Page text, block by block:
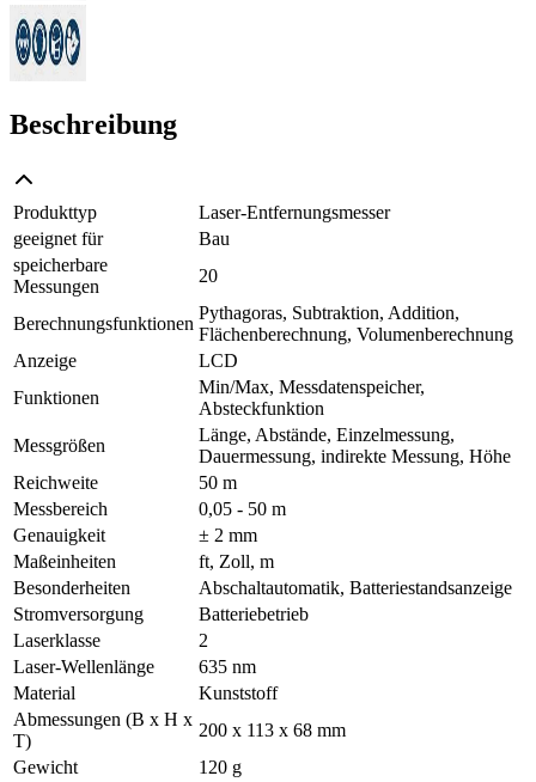
Beschreibung
Produkttyp
Laser-Entfernungsmesser
geeignet für
Bau
speicherbare
Messungen
20
Berechnungsfunktionen
Pythagoras, Subtraktion, Addition,
Flächenberechnung, Volumenberechnung
Anzeige
LCD
Funktionen
Min/Max, Messdatenspeicher,
Absteckfunktion
Messgrößen
Länge, Abstände, Einzelmessung,
Dauermessung, indirekte Messung, Höhe
Reichweite
50 m
Messbereich
0,05 - 50 m
Genauigkeit
± 2 mm
Maßeinheiten
ft, Zoll, m
Besonderheiten
Abschaltautomatik, Batteriestandsanzeige
Stromversorgung
Batteriebetrieb
Laserklasse
2
Laser-Wellenlänge
635 nm
Material
Kunststoff
Abmessungen (B x H x
T)
200 x 113 x 68 mm
Gewicht
120 g